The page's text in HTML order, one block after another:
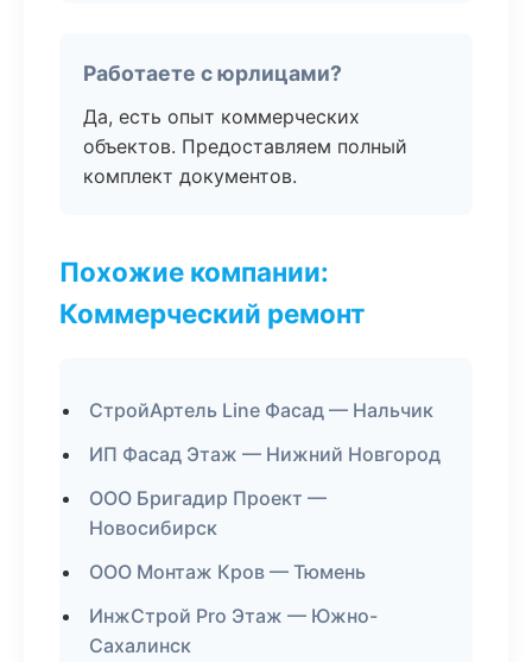
Работаете с юрлицами?
Да, есть опыт коммерческих
объектов. Предоставляем полный
комплект документов.
Похожие компании:
Коммерческий ремонт
СтройАртель Line Фасад — Нальчик
ИП Фасад Этаж — Нижний Новгород
ООО Бригадир Проект —
Новосибирск
ООО Монтаж Кров — Тюмень
ИнжСтрой Pro Этаж — Южно-
Сахалинск